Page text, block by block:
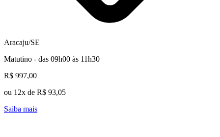
Aracaju/SE
Matutino - das 09h00 às 11h30
R$ 997,00
ou 12x de R$ 93,05
Saiba mais